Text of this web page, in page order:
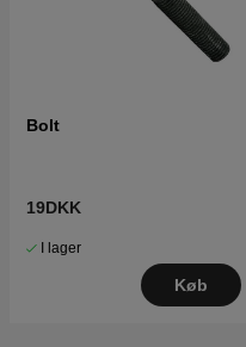
Bolt
19DKK
I lager
Køb